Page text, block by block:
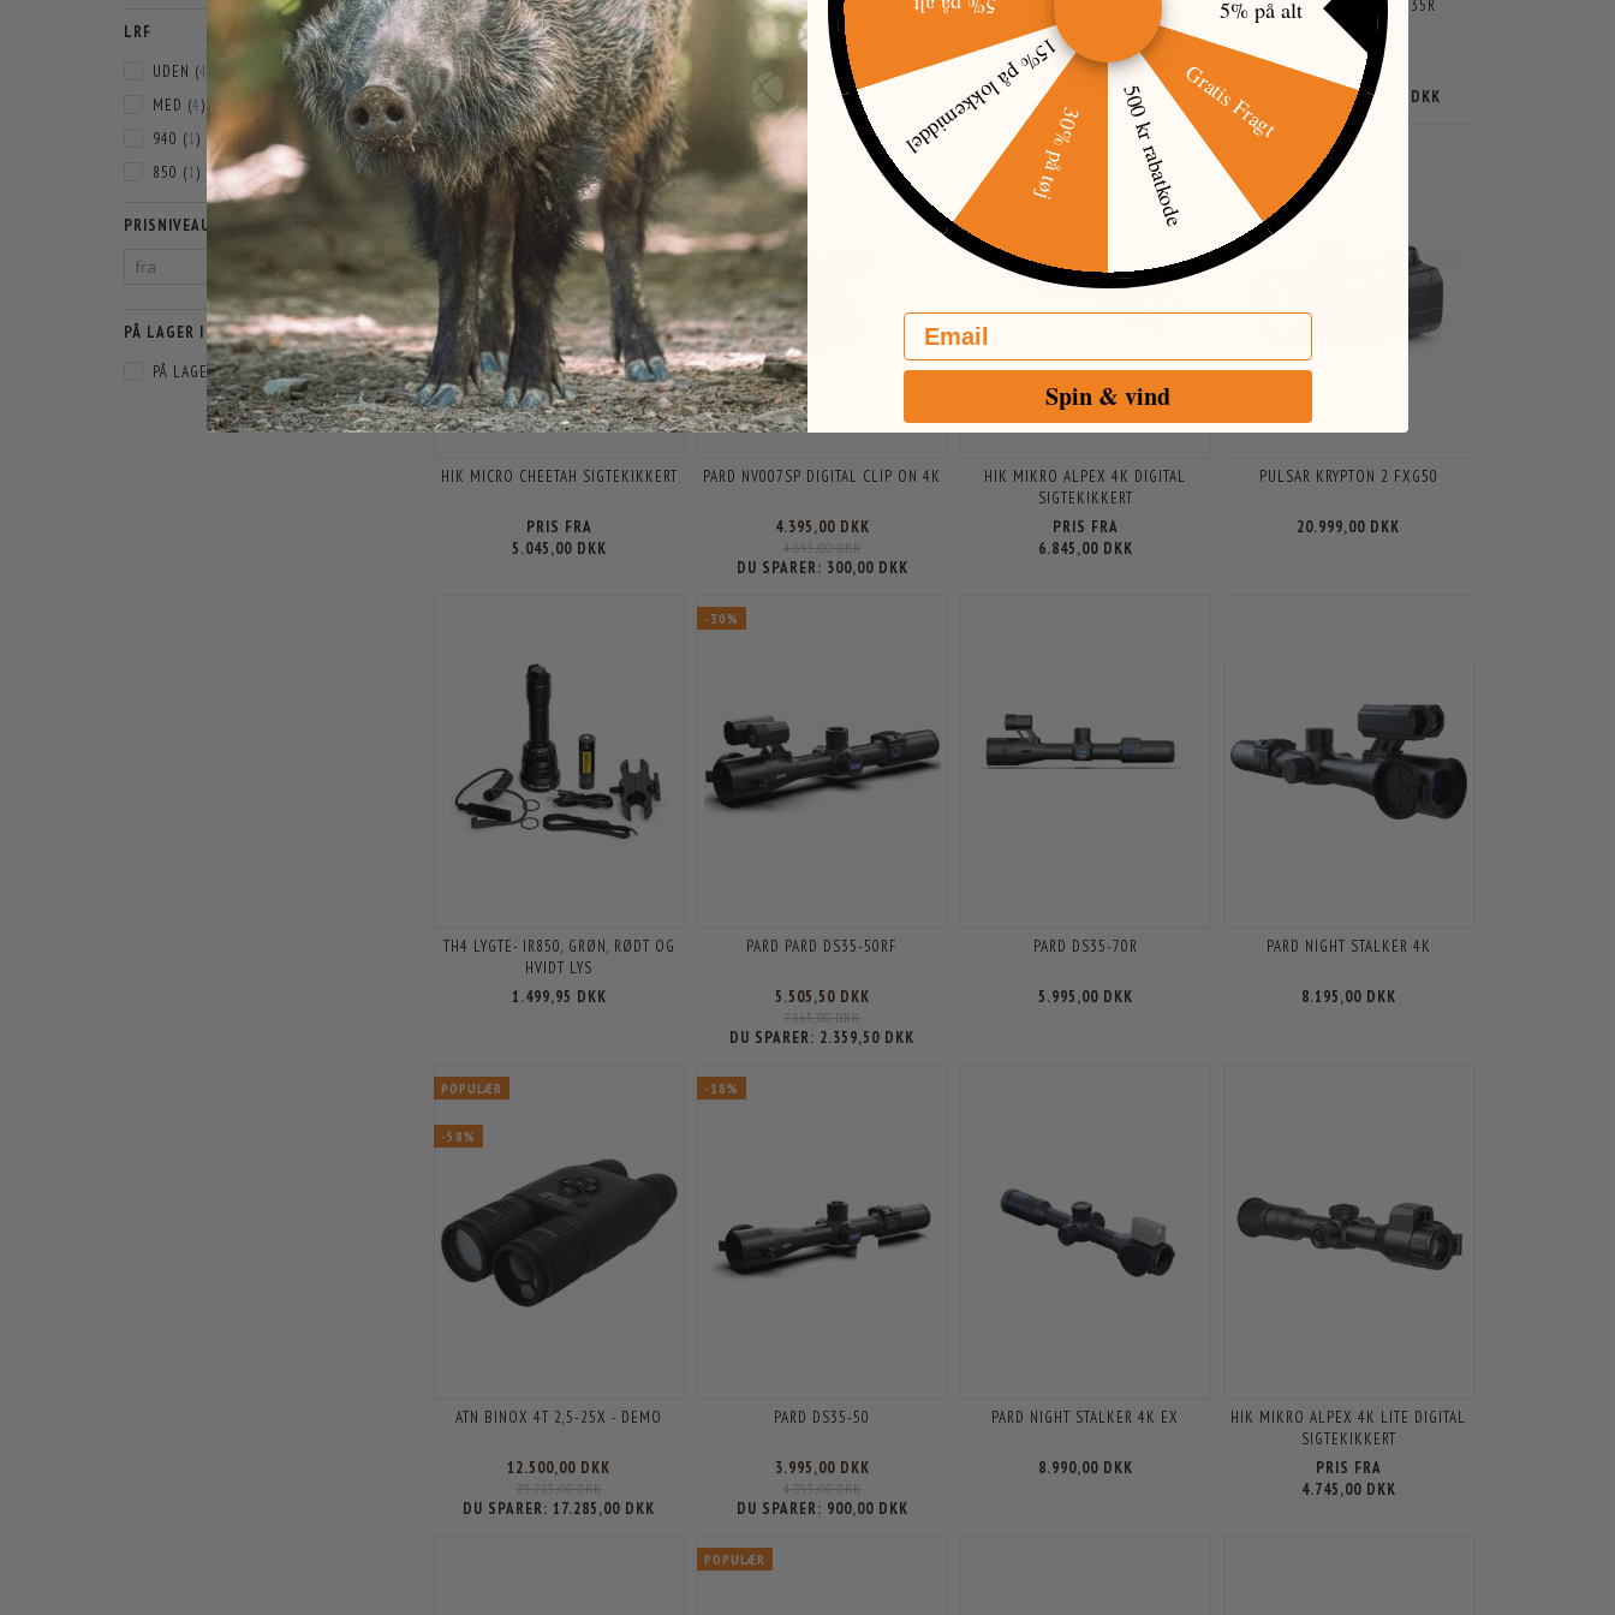
LRF
UDEN (4
MED (4)
940 (1)
850 (1)
PRISNIVEAU
PÅ LAGER I WEBSHOP
PÅ LAGER(31 )
PULSAR KRYPTON ADAPTER
1.395,00 DKK
ATN BINOX 4K 4-16X
6.998,00 DKK
8.998,00 DKK
DU SPARER: 2.000,00 DKK
SIGHTMARK WRAITH HD 4-32X50
DIGITAL KIKKERT
6.499,00 DKK
CONOTECH POLARIS 335R
9.999,00 DKK
16.995,00 DKK
6.996,00 DKK
HIK MICRO CHEETAH SIGTEKIKKERT
PRIS FRA
5.045,00 DKK
POPULÆR
OP TIL -6%
PARD NV007SP DIGITAL CLIP ON 4K
4.395,00 DKK
4.695,00 DKK
DU SPARER: 300,00 DKK
OP TIL -15%
HIK MIKRO ALPEX 4K DIGITAL
SIGTEKIKKERT
PRIS FRA
6.845,00 DKK
PULSAR KRYPTON 2 FXG50
20.999,00 DKK
TH4 LYGTE- IR850, GRØN, RØDT OG
HVIDT LYS
1.499,95 DKK
-30%
PARD PARD DS35-50RF
5.505,50 DKK
7.865,00 DKK
DU SPARER: 2.359,50 DKK
PARD DS35-70R
5.995,00 DKK
PARD NIGHT STALKER 4K
8.195,00 DKK
POPULÆR
-58%
ATN BINOX 4T 2,5-25X - DEMO
12.500,00 DKK
29.785,00 DKK
DU SPARER: 17.285,00 DKK
-18%
PARD DS35-50
3.995,00 DKK
4.895,00 DKK
DU SPARER: 900,00 DKK
PARD NIGHT STALKER 4K EX
8.990,00 DKK
HIK MIKRO ALPEX 4K LITE DIGITAL
SIGTEKIKKERT
PRIS FRA
4.745,00 DKK
POPULÆR
5% på alt
Gratis Fragt
500 kr rabatkode
30% på tøj
15% på lokkemiddel
5% på alt
Email
Spin & vind